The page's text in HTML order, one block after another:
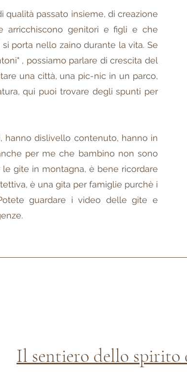
qualità passato insieme, di creazione
arricchiscono genitori e figli e che
porta nello zaino durante la vita. Se
, possiamo parlare di crescita del
una città, una pic-nic in un parco,
qui puoi trovare degli spunti per
hanno dislivello contenuto, hanno in
per me che bambino non sono
gite in montagna, è bene ricordare
è una gita per famiglie purchè i
guardare i video delle gite e
Il sentiero dello spirito